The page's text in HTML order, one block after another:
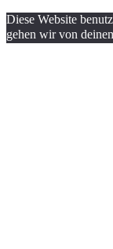
Diese Website
gehen wir von